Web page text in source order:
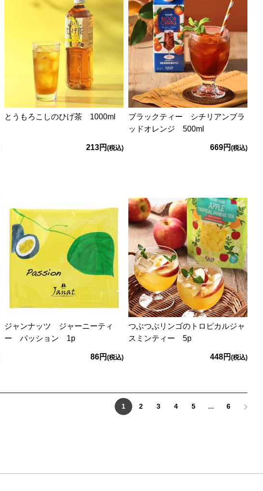
とうもろこしのひげ茶 1000ml
213円 (税込)
ブラックティー シチリアンブラ
ッドオレンジ 500ml
669円 (税込)
ジャンナッツ ジャーニーティ
ー パッション 1p
86円 (税込)
つぶつぶリンゴのトロピカルジャ
スミンティー 5p
448円 (税込)
1 2 3 4 5 ... 6